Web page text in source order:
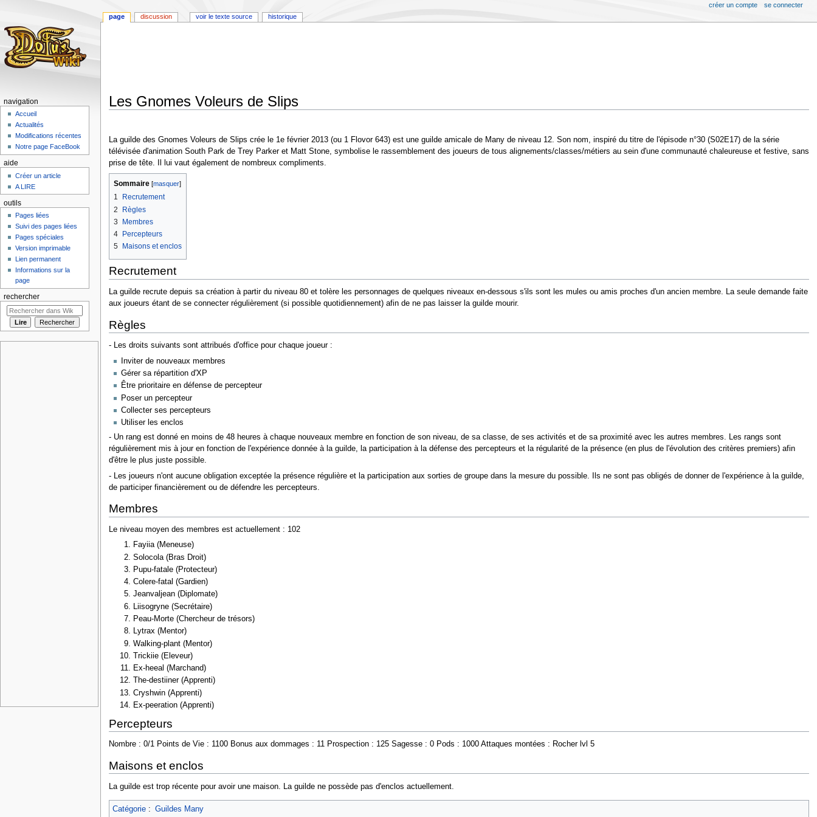
Les Gnomes Voleurs de Slips
à
la
navigation
à
la
recherche
La guilde des Gnomes Voleurs de Slips crée le 1e février 2013 (ou 1 Flovor 643) est une guilde amicale de Many de niveau 12. Son nom, inspiré du titre de l'épisode n°30 (S02E17) de la série
télévisée d'animation South Park de Trey Parker et Matt Stone, symbolise le rassemblement des joueurs de tous alignements/classes/métiers au sein d'une communauté chaleureuse et festive, sans
prise de tête. Il lui vaut également de nombreux compliments.
Sommaire
1
Recrutement
2
Règles
3
Membres
4
Percepteurs
5
Maisons et enclos
Recrutement
La guilde recrute depuis sa création à partir du niveau 80 et tolère les personnages de quelques niveaux en-dessous s'ils sont les mules ou amis proches d'un ancien membre. La seule demande faite
aux joueurs étant de se connecter régulièrement (si possible quotidiennement) afin de ne pas laisser la guilde mourir.
Règles
- Les droits suivants sont attribués d'office pour chaque joueur :
Inviter de nouveaux membres
Gérer sa répartition d'XP
Être prioritaire en défense de percepteur
Poser un percepteur
Collecter ses percepteurs
Utiliser les enclos
- Un rang est donné en moins de 48 heures à chaque nouveaux membre en fonction de son niveau, de sa classe, de ses activités et de sa proximité avec les autres membres. Les rangs sont
régulièrement mis à jour en fonction de l'expérience donnée à la guilde, la participation à la défense des percepteurs et la régularité de la présence (en plus de l'évolution des critères premiers) afin
d'être le plus juste possible.
- Les joueurs n'ont aucune obligation exceptée la présence régulière et la participation aux sorties de groupe dans la mesure du possible. Ils ne sont pas obligés de donner de l'expérience à la guilde,
de participer financièrement ou de défendre les percepteurs.
Membres
Le niveau moyen des membres est actuellement : 102
Fayiia (Meneuse)
Solocola (Bras Droit)
Pupu-fatale (Protecteur)
Colere-fatal (Gardien)
Jeanvaljean (Diplomate)
Liisogryne (Secrétaire)
Peau-Morte (Chercheur de trésors)
Lytrax (Mentor)
Walking-plant (Mentor)
Trickiie (Eleveur)
Ex-heeal (Marchand)
The-destiiner (Apprenti)
Cryshwin (Apprenti)
Ex-peeration (Apprenti)
Percepteurs
Nombre : 0/1 Points de Vie : 1100 Bonus aux dommages : 11 Prospection : 125 Sagesse : 0 Pods : 1000 Attaques montées : Rocher lvl 5
Maisons et enclos
La guilde est trop récente pour avoir une maison. La guilde ne possède pas d'enclos actuellement.
Catégorie: Guildes Many
page discussion voir le texte source historique
créer un compte se connecter
navigation
Accueil
Actualités
Modifications récentes
Notre page FaceBook
aide
Créer un article
A LIRE
outils
Pages liées
Suivi des pages liées
Pages spéciales
Version imprimable
Lien permanent
Informations sur la
page
rechercher